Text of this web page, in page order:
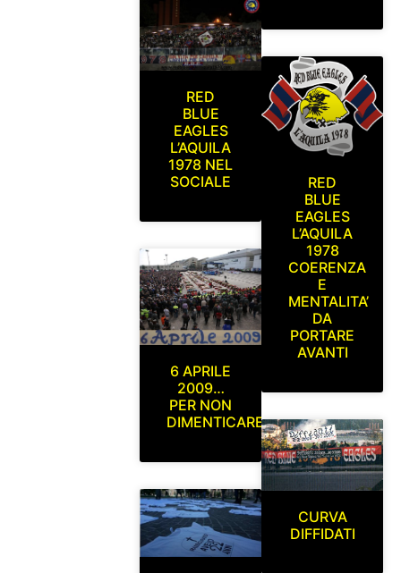
RED
BLUE
EAGLES
L’AQUILA
1978 NEL
SOCIALE
6 APRILE
2009…
PER NON
DIMENTICARE
RED
BLUE
EAGLES
L’AQUILA
1978
COERENZA
E
MENTALITA’
DA
PORTARE
AVANTI
CURVA
DIFFIDATI